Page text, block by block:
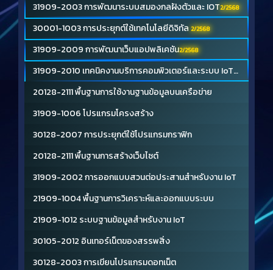
31909-2003 การพัฒนาระบบสมองกลฝังตัวและ IOT2/2568
30001-1003 การประยุกต์ใช้เทคโนโลยีดิจิทัล2/2568
31909-2009 การพัฒนาเว็บแอปพลิเคชัน2/2568
31909-2010 เทคนิคงานบริการคอมพิวเตอร์และระบบ IoT2/2568
20128-2111 พื้นฐานการใช้งานฐานข้อมูลบนเครือข่าย
31909-1006 โปรแกรมโครงสร้าง
30128-2007 การประยุกต์ใช้โปรแกรมกราฟิก
20128-2111 พื้นฐานการสร้างเว็บไซต์
31909-2002 การออกแบบสวนต่อประสานสําหรับงาน IoT
21909-1004 พื้นฐานการวิเคราะห์และออกแบบระบบ
21909-1012 ระบบฐานข้อมูลสําหรับงาน IoT
30105-2012 อินเทอร์เน็ตของสรรพสิ่ง
30128-2003 การเขียนโปรแกรมดอทเน็ต